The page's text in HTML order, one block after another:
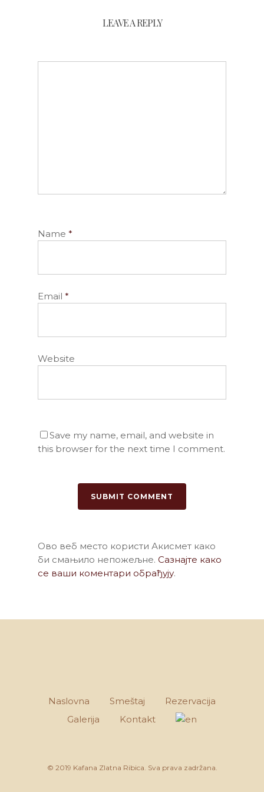
LEAVE A REPLY
Name *
Email *
Website
Save my name, email, and website in
this browser for the next time I comment.
Ово веб место користи Акисмет како
би смањило непожељне. Сазнајте како
се ваши коментари обрађују.
Naslovna Smeštaj
Rezervacija
Galerija
Kontakt
© 2019 Kafana Zlatna Ribica. Sva prava zadržana.